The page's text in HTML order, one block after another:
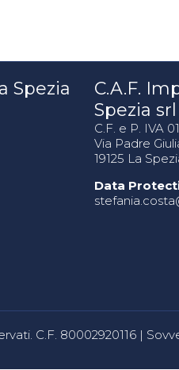
Spezia
C.A.F.
Spezia srl
C.F. e P. IVA
Via Padre
19125 La
Data
C.F. 80002920116 |